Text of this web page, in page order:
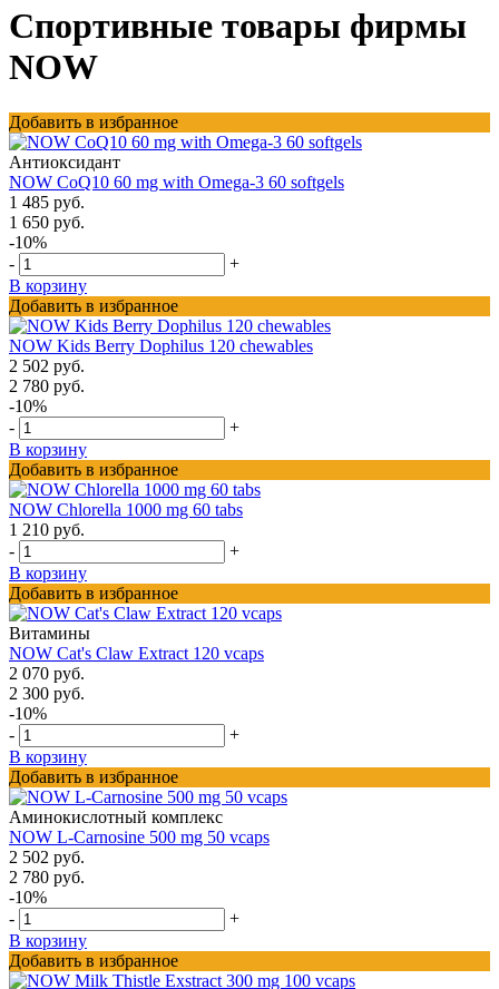
Спортивные товары фирмы
NOW
Добавить в избранное
Антиоксидант
NOW CoQ10 60 mg with Omega-3 60 softgels
1 485 руб.
1 650 руб.
-10%
-
+
В корзину
Добавить в избранное
NOW Kids Berry Dophilus 120 chewables
2 502 руб.
2 780 руб.
-10%
-
+
В корзину
Добавить в избранное
NOW Chlorella 1000 mg 60 tabs
1 210 руб.
-
+
В корзину
Добавить в избранное
Витамины
NOW Cat's Claw Extract 120 vcaps
2 070 руб.
2 300 руб.
-10%
-
+
В корзину
Добавить в избранное
Аминокислотный комплекс
NOW L-Carnosine 500 mg 50 vcaps
2 502 руб.
2 780 руб.
-10%
-
+
В корзину
Добавить в избранное